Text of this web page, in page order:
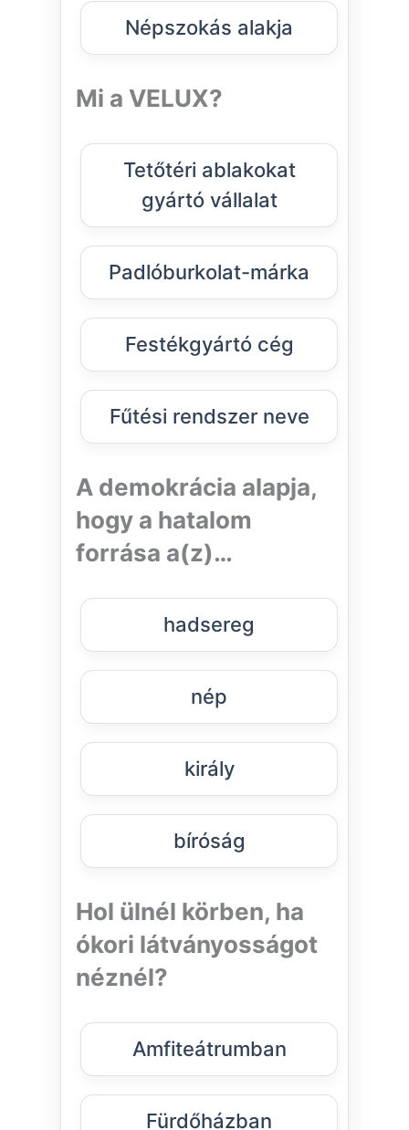
Népszokás alakja
Mi a VELUX?
Tetőtéri ablakokat
gyártó vállalat
Padlóburkolat-márka
Festékgyártó cég
Fűtési rendszer neve
A demokrácia alapja,
hogy a hatalom
forrása a(z)…
hadsereg
nép
király
bíróság
Hol ülnél körben, ha
ókori látványosságot
néznél?
Amfiteátrumban
Fürdőházban